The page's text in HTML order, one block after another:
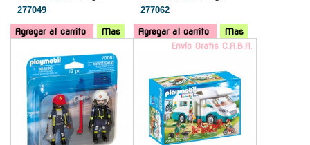
277049
Agregar al carrito Mas
277062
Agregar al carrito
Mas
Envío Gratis C.A.B.A.